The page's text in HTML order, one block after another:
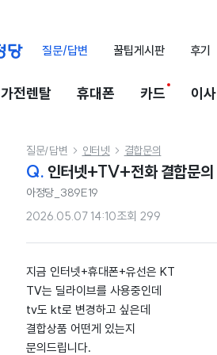
질문/답변 꿀팁게시판 후기
가전렌탈 휴대폰 카드 이사
질문/답변  인터넷  결합문의
Q. 인터넷+TV+전화 결합문의
아정당_389E19
2026.05.07 14:10조회 299
지금 인터넷+휴대폰+유선은 KT
TV는 딜라이브를 사용중인데
tv도 kt로 변경하고 싶은데
결합상품 어떤게 있는지
문의드립니다.